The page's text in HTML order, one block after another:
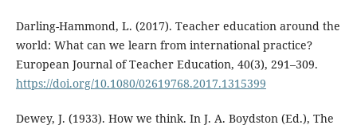
Darling-Hammond, L. (2017). Teacher education around the
world: What can we learn from international practice?
European Journal of Teacher Education, 40(3), 291–309.
https://doi.org/10.1080/02619768.2017.1315399
Dewey, J. (1933). How we think. In J. A. Boydston (Ed.), The